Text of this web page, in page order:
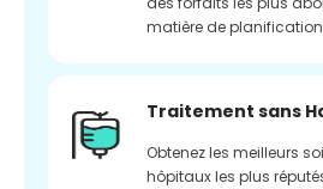
matière de
Traitement sans
Obtenez les meilleurs
hôpitaux les plus